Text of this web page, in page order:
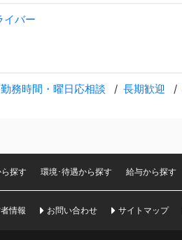
イバー
勤務時間・曜日応相談 長期歓迎
探す 環境･待遇から探す 給与から探す
情報 お問い合わせ サイトマップ